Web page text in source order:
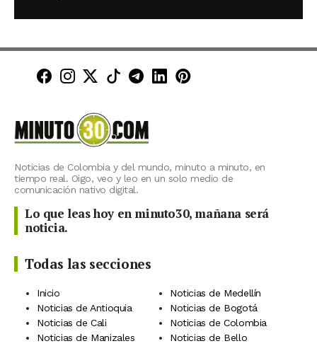
Minuto30 en Facebook
Minuto30 en Instagram
Minuto30 en X (Twitter)
Minuto30 en TikTok
Canal de Minuto30 en
Minuto30 en LinkedIn
Minuto30 en
Noticias de Colombia y del mundo, minuto a minuto, en
tiempo real. Oigo, veo y leo en un solo medio de
comunicación nativo digital.
Lo que leas hoy en minuto30, mañana será
noticia.
Todas las secciones
Inicio
Noticias de Medellín
Noticias de Antioquia
Noticias de Bogotá
Noticias de Cali
Noticias de Colombia
Noticias de Manizales
Noticias de Bello